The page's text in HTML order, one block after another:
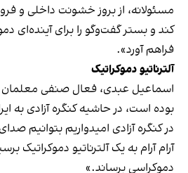
مسئولانه، از بروز خشونت داخلی و
کند و بستر گفت‌وگو را برای آینده‌ای
فراهم آورد».
آلترناتیو دموکراتیک
بوده است، در حاشیه کنگره آزادی به
در کنگره آزادی امیدواریم بتوانیم
آرام آرام به یک آلترناتیو دموکراتیک
دموکراسی برساند.»